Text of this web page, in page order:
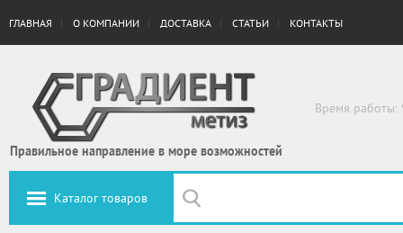
ГЛАВНАЯ О КОМПАНИИ ДОСТАВКА СТАТЬИ КОНТАКТЫ
Правильное направление в море возможностей
Время работы:
Каталог товаров